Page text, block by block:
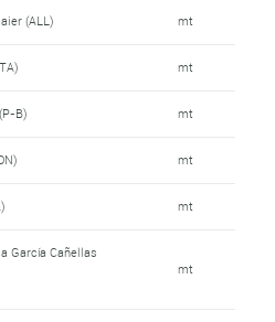
(ALL) mt
mt
B) mt
mt
mt
García Cañellas
mt